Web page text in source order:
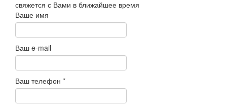
свяжется с Вами в ближайшее время
Ваше имя
Ваш e-mail
Ваш телефон *